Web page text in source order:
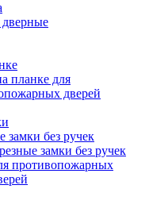
планке для
дверей
замки без ручек
замки без ручек
противопожарных